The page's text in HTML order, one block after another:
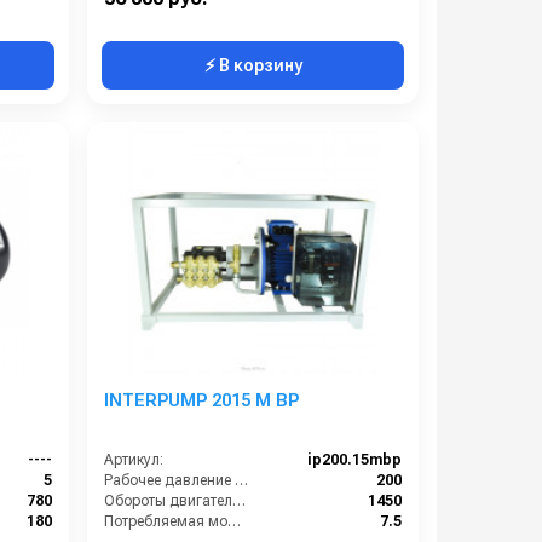
⚡ В корзину
----
5
780
180
INTERPUMP 2015 M BP
Артикул:
ip200.15mbp
Рабочее давление (бар):
200
Обороты двигателя (об/мин):
1450
Потребляемая мощность (кВт):
7.5